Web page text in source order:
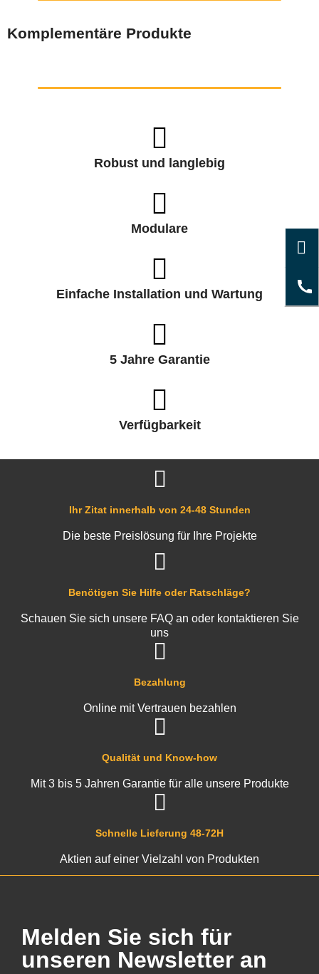
Komplementäre Produkte
Robust und langlebig
Modulare
Einfache Installation und Wartung
5 Jahre Garantie
Verfügbarkeit
Schnelle Lieferung 48-72H
Aktien auf einer Vielzahl von Produkten
Qualität und Know-how
Mit 3 bis 5 Jahren Garantie für alle unsere Produkte
Bezahlung
Online mit Vertrauen bezahlen
Benötigen Sie Hilfe oder Ratschläge?
Schauen Sie sich unsere FAQ an oder kontaktieren Sie
uns
Ihr Zitat innerhalb von 24-48 Stunden
Die beste Preislösung für Ihre Projekte
Melden Sie sich für
unseren Newsletter an